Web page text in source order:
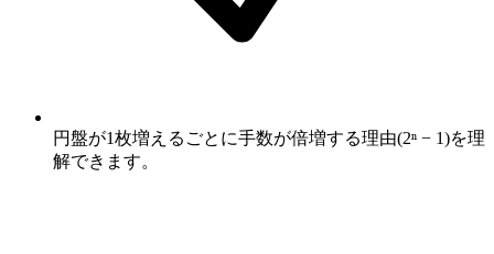
円盤が1枚増えるごとに手数が倍増する理由(2ⁿ − 1)を理
解できます。